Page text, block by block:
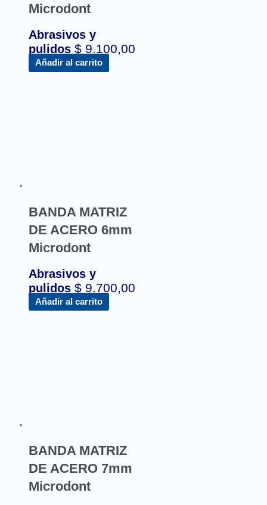
Microdont
Abrasivos y
pulidos $ 9.100,00
Añadir al carrito
BANDA MATRIZ
DE ACERO 6mm
Microdont
Abrasivos y
pulidos $ 9.700,00
Añadir al carrito
BANDA MATRIZ
DE ACERO 7mm
Microdont